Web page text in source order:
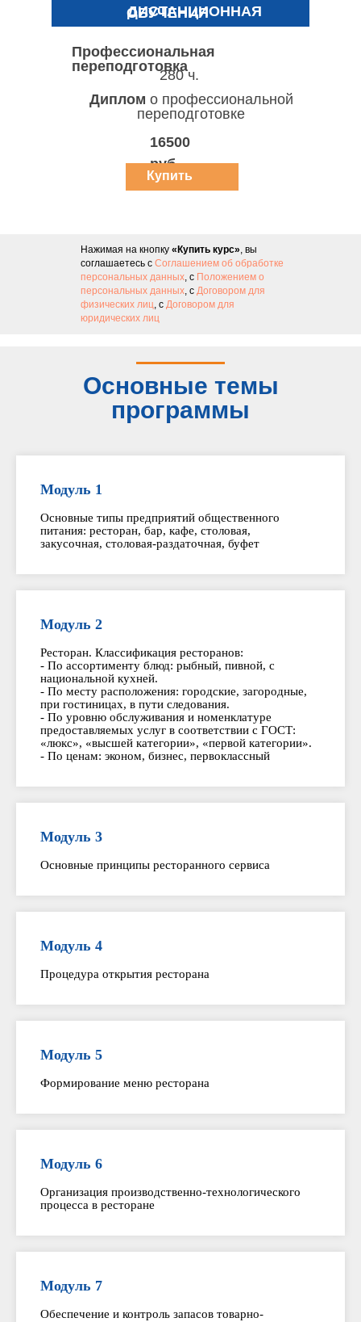
ОБУЧЕНИЯ
ДИСТАНЦИОННАЯ
Профессиональная
переподготовка
Диплом о профессиональной
переподготовке
280 ч.
16500
руб.
Купить
курс
Нажимая на кнопку «Купить курс», вы
соглашаетесь с Соглашением об обработке
персональных данных, с Положением о
персональных данных, с Договором для
физических лиц, с Договором для
юридических лиц
Основные темы
программы
Модуль 1
Основные типы предприятий общественного
питания: ресторан, бар, кафе, столовая,
закусочная, столовая-раздаточная, буфет
Модуль 2
Ресторан. Классификация ресторанов:
- По ассортименту блюд: рыбный, пивной, с
национальной кухней.
- По месту расположения: городские, загородные,
при гостиницах, в пути следования.
- По уровню обслуживания и номенклатуре
предоставляемых услуг в соответствии с ГОСТ:
«люкс», «высшей категории», «первой категории».
- По ценам: эконом, бизнес, первоклассный
Модуль 3
Основные принципы ресторанного сервиса
Модуль 4
Процедура открытия ресторана
Модуль 5
Формирование меню ресторана
Модуль 6
Организация производственно-технологического
процесса в ресторане
Модуль 7
Обеспечение и контроль запасов товарно-